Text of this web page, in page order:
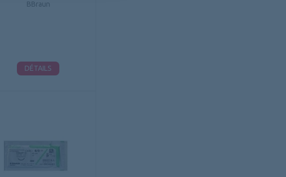
BBraun
DÉTAILS